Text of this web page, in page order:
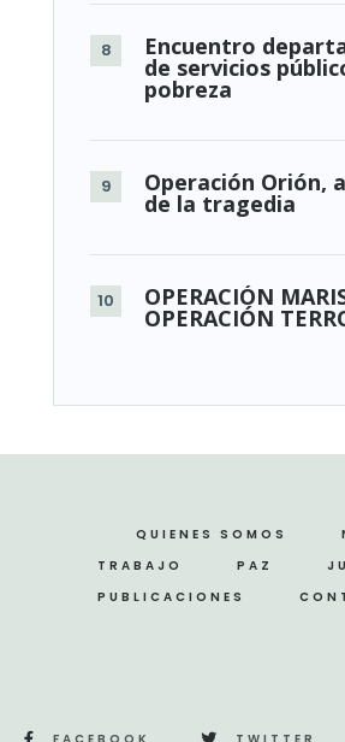
Encuentro
de servicios
pobreza
Operación Orión,
de la tragedia
OPERACIÓN
OPERACIÓN
QUIENES SOMOS
TRABAJO
PAZ
PUBLICACIONES